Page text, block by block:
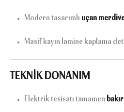
Modern tasarımlı uçan
Masif kayın lamine kaplama
TEKNİK DONANIM
Elektrik tesisatı tamamen bakır